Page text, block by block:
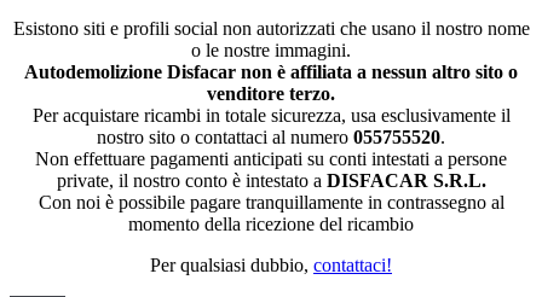
Esistono siti e profili social non autorizzati che usano il nostro nome
o le nostre immagini.
Autodemolizione Disfacar non è affiliata a nessun altro sito o
venditore terzo.
Per acquistare ricambi in totale sicurezza, usa esclusivamente il
nostro sito o contattaci al numero 055755520.
Non effettuare pagamenti anticipati su conti intestati a persone
private, il nostro conto è intestato a DISFACAR S.R.L.
Con noi è possibile pagare tranquillamente in contrassegno al
momento della ricezione del ricambio
Per qualsiasi dubbio, contattaci!